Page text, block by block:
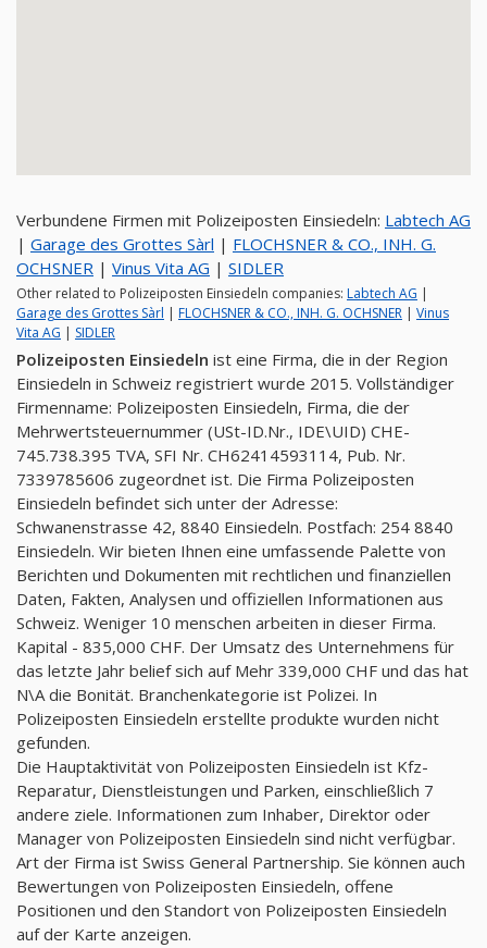
Verbundene Firmen mit Polizeiposten Einsiedeln: Labtech AG
| Garage des Grottes Sàrl | FLOCHSNER & CO., INH. G.
OCHSNER | Vinus Vita AG | SIDLER
Other related to Polizeiposten Einsiedeln companies: Labtech AG |
Garage des Grottes Sàrl | FLOCHSNER & CO., INH. G. OCHSNER | Vinus
Vita AG | SIDLER
Polizeiposten Einsiedeln ist eine Firma, die in der Region
Einsiedeln in Schweiz registriert wurde 2015. Vollständiger
Firmenname: Polizeiposten Einsiedeln, Firma, die der
Mehrwertsteuernummer (USt-ID.Nr., IDE\UID) CHE-
745.738.395 TVA, SFI Nr. CH62414593114, Pub. Nr.
7339785606 zugeordnet ist. Die Firma Polizeiposten
Einsiedeln befindet sich unter der Adresse:
Schwanenstrasse 42, 8840 Einsiedeln. Postfach: 254 8840
Einsiedeln. Wir bieten Ihnen eine umfassende Palette von
Berichten und Dokumenten mit rechtlichen und finanziellen
Daten, Fakten, Analysen und offiziellen Informationen aus
Schweiz. Weniger 10 menschen arbeiten in dieser Firma.
Kapital - 835,000 CHF. Der Umsatz des Unternehmens für
das letzte Jahr belief sich auf Mehr 339,000 CHF und das hat
N\A die Bonität. Branchenkategorie ist Polizei. In
Polizeiposten Einsiedeln erstellte produkte wurden nicht
gefunden.
Die Hauptaktivität von Polizeiposten Einsiedeln ist Kfz-
Reparatur, Dienstleistungen und Parken, einschließlich 7
andere ziele. Informationen zum Inhaber, Direktor oder
Manager von Polizeiposten Einsiedeln sind nicht verfügbar.
Art der Firma ist Swiss General Partnership. Sie können auch
Bewertungen von Polizeiposten Einsiedeln, offene
Positionen und den Standort von Polizeiposten Einsiedeln
auf der Karte anzeigen.